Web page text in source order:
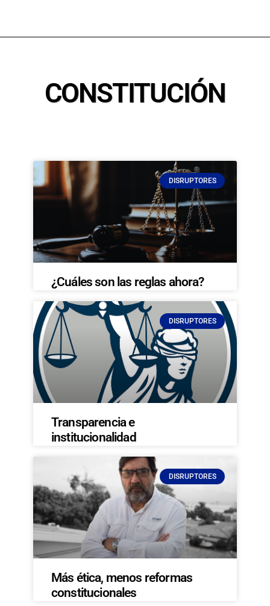
CONSTITUCIÓN
DISRUPTORES
¿Cuáles son las reglas ahora?
DISRUPTORES
Transparencia e
institucionalidad
DISRUPTORES
Más ética, menos reformas
constitucionales